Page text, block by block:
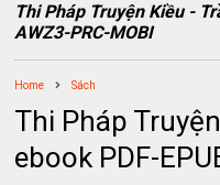
Thi Pháp Truyện Kiều -
AWZ3-PRC-MOBI
Home Sách
Thi Pháp
ebook PDF-